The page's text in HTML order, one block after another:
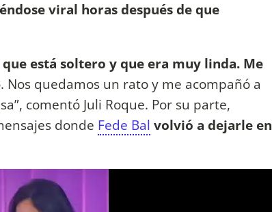
viral horas después de que
está soltero y que era muy linda. Me
quedamos un rato y me acompañó a
comentó Juli Roque. Por su parte,
donde Fede Bal volvió a dejarle en